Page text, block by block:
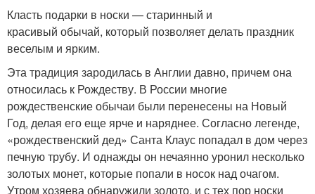
Класть подарки в носки — старинный и
красивый обычай, который позволяет делать праздник
веселым и ярким.
Эта традиция зародилась в Англии давно, причем она
относилась к Рождеству. В России многие
рождественские обычаи были перенесены на Новый
Год, делая его еще ярче и наряднее. Согласно легенде,
«рождественский дед» Санта Клаус попадал в дом через
печную трубу. И однажды он нечаянно уронил несколько
золотых монет, которые попали в носок над очагом.
Утром хозяева обнаружили золото, и с тех пор носки